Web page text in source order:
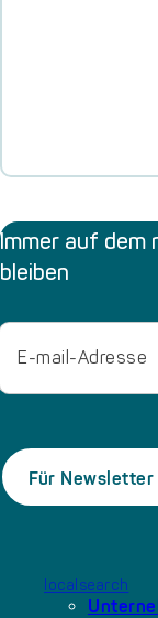
Immer auf dem
bleiben
Email
localsearch